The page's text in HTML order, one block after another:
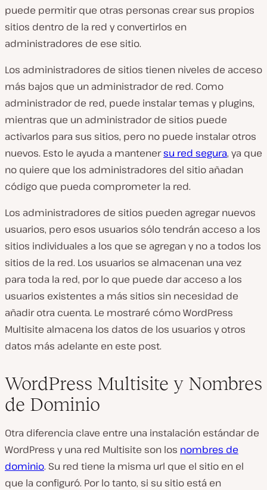
puede permitir que otras personas crear sus propios
sitios dentro de la red y convertirlos en
administradores de ese sitio.
Los administradores de sitios tienen niveles de acceso
más bajos que un administrador de red. Como
administrador de red, puede instalar temas y plugins,
mientras que un administrador de sitios puede
activarlos para sus sitios, pero no puede instalar otros
nuevos. Esto le ayuda a mantenersu red segura, ya que
no quiere que los administradores del sitio añadan
código que pueda comprometer la red.
Los administradores de sitios pueden agregar nuevos
usuarios, pero esos usuarios sólo tendrán acceso a los
sitios individuales a los que se agregan y no a todos los
sitios de la red. Los usuarios se almacenan una vez
para toda la red, por lo que puede dar acceso a los
usuarios existentes a más sitios sin necesidad de
añadir otra cuenta. Le mostraré cómo WordPress
Multisite almacena los datos de los usuarios y otros
datos más adelante en este post.
WordPress Multisite y Nombres
de Dominio
Otra diferencia clave entre una instalación estándar de
WordPress y una red Multisite son los nombres de
dominio. Su red tiene la misma url que el sitio en el
que la configuró. Por lo tanto, si su sitio está en